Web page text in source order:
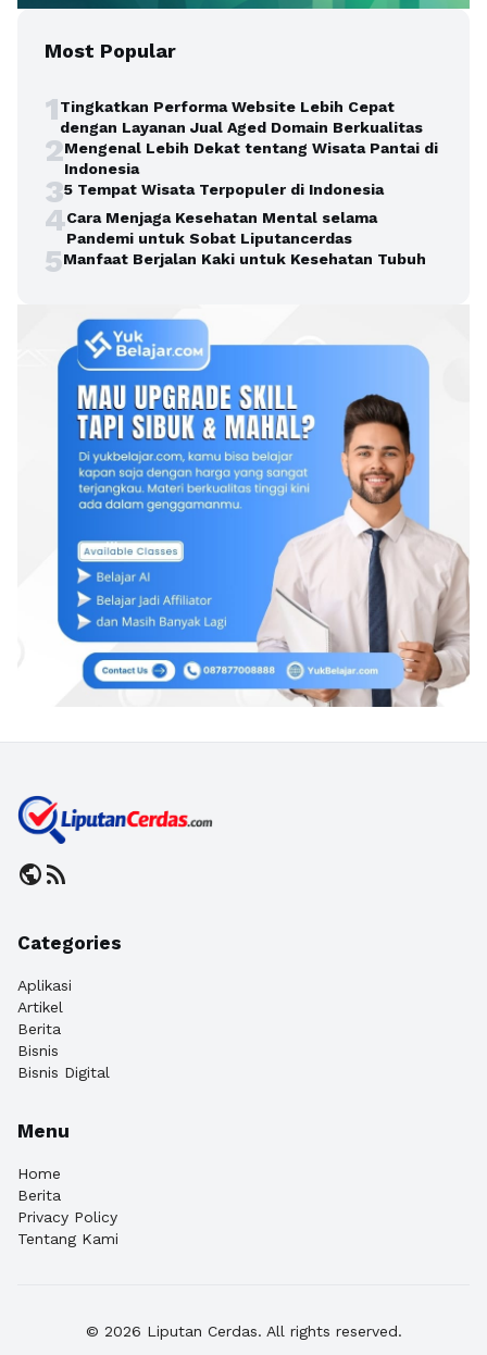
Most Popular
1Tingkatkan Performa Website Lebih Cepat
dengan Layanan Jual Aged Domain Berkualitas
2Mengenal Lebih Dekat tentang Wisata Pantai di
Indonesia
35 Tempat Wisata Terpopuler di Indonesia
4Cara Menjaga Kesehatan Mental selama
Pandemi untuk Sobat Liputancerdas
5Manfaat Berjalan Kaki untuk Kesehatan Tubuh
publicrss_feed
Categories
Aplikasi
Artikel
Berita
Bisnis
Bisnis Digital
Menu
Home
Berita
Privacy Policy
Tentang Kami
© 2026 Liputan Cerdas. All rights reserved.